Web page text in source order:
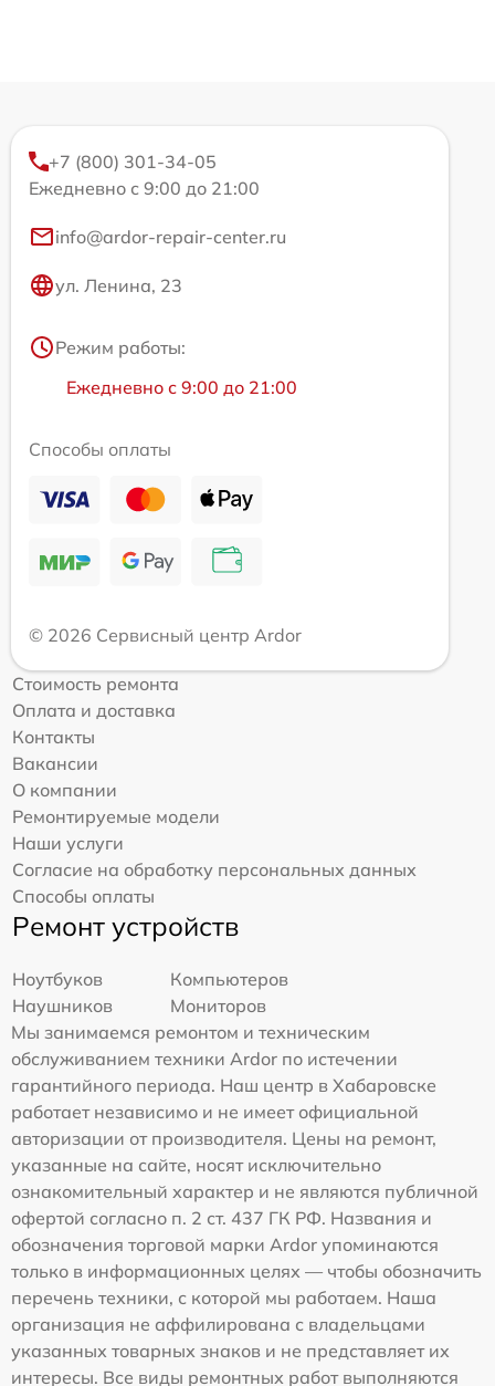
+7 (800) 301-34-05
Ежедневно с 9:00 до 21:00
info@ardor-repair-center.ru
ул. Ленина, 23
Режим работы:
Ежедневно с 9:00 до 21:00
Способы оплаты
© 2026 Сервисный центр Ardor
Стоимость ремонта
Оплата и доставка
Контакты
Вакансии
О компании
Ремонтируемые модели
Наши услуги
Согласие на обработку персональных данных
Способы оплаты
Ремонт устройств
Ноутбуков
Компьютеров
Наушников
Мониторов
Мы занимаемся ремонтом и техническим
обслуживанием техники Ardor по истечении
гарантийного периода. Наш центр в Хабаровске
работает независимо и не имеет официальной
авторизации от производителя. Цены на ремонт,
указанные на сайте, носят исключительно
ознакомительный характер и не являются публичной
офертой согласно п. 2 ст. 437 ГК РФ. Названия и
обозначения торговой марки Ardor упоминаются
только в информационных целях — чтобы обозначить
перечень техники, с которой мы работаем. Наша
организация не аффилирована с владельцами
указанных товарных знаков и не представляет их
интересы. Все виды ремонтных работ выполняются